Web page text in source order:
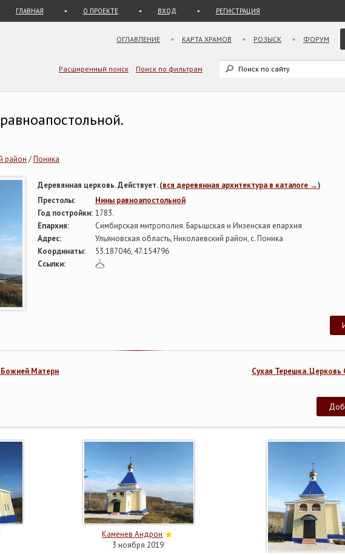
ГЛАВНАЯ О ПРОЕКТЕ ВХОД РЕГИСТРАЦИЯ
ОГЛАВЛЕНИЕ КАРТА ХРАМОВ РОЗЫСК ФОРУМ
Расширенный поиск Поиск по фильтрам
район /Поника
Деревянная церковь. Действует. (вся деревянная архитектура в каталоге →)
Престолы:
Нины равноапостольной
Год постройки: 1783.
Епархия:
Симбирская митрополия. Барышская и Инзенская епархия
Адрес:
Ульяновская область, Николаевский район, с. Поника
Координаты:
53.187046, 47.154796
Ссылки:
Сухая Терешка.
Божией Матери
Каменев Андрон
3 ноября 2019